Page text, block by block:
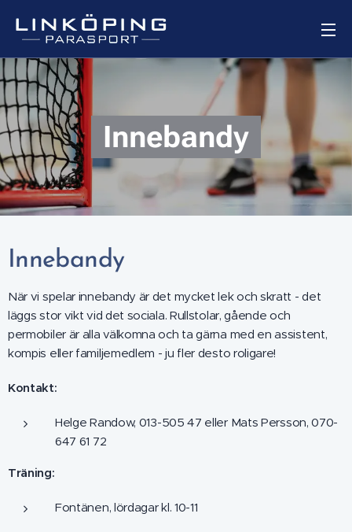
Innebandy
Innebandy
När vi spelar innebandy är det mycket lek och skratt - det
läggs stor vikt vid det sociala. Rullstolar, gående och
permobiler är alla välkomna och ta gärna med en assistent,
kompis eller familjemedlem - ju fler desto roligare!
Kontakt:
Helge Randow, 013-505 47 eller Mats Persson, 070-
647 61 72
Träning:
Fontänen, lördagar kl. 10-11